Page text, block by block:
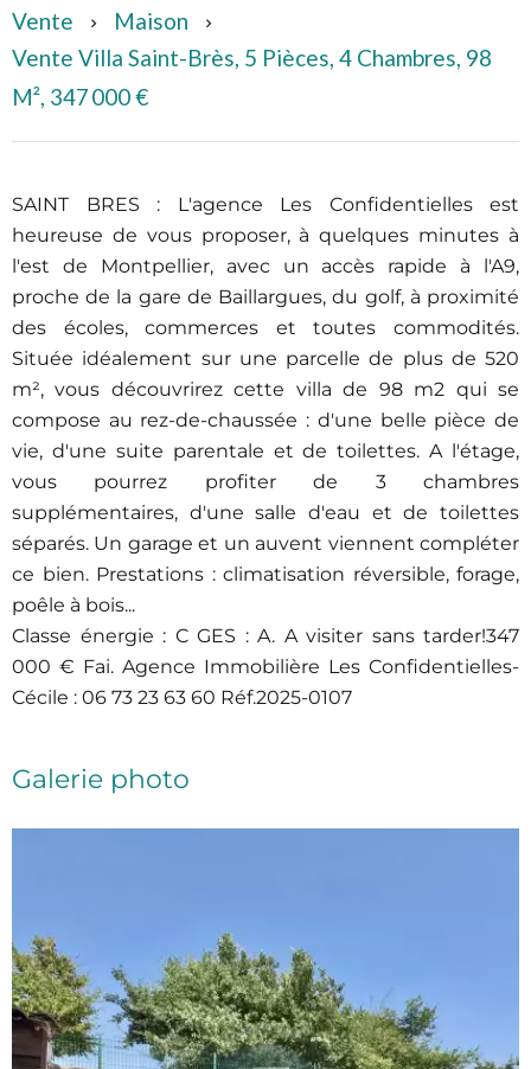
Vente
Maison
Vente Villa Saint-Brès, 5 Pièces, 4 Chambres, 98
M², 347 000 €
SAINT BRES : L'agence Les Confidentielles est
heureuse de vous proposer, à quelques minutes à
l'est de Montpellier, avec un accès rapide à l'A9,
proche de la gare de Baillargues, du golf, à proximité
des écoles, commerces et toutes commodités.
Située idéalement sur une parcelle de plus de 520
m², vous découvrirez cette villa de 98 m2 qui se
compose au rez-de-chaussée : d'une belle pièce de
vie, d'une suite parentale et de toilettes. A l'étage,
vous pourrez profiter de 3 chambres
supplémentaires, d'une salle d'eau et de toilettes
séparés. Un garage et un auvent viennent compléter
ce bien. Prestations : climatisation réversible, forage,
poêle à bois...
Classe énergie : C GES : A. A visiter sans tarder!347
000 € Fai. Agence Immobilière Les Confidentielles-
Cécile : 06 73 23 63 60 Réf.2025-0107
Galerie photo